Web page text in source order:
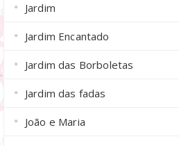
Jardim
Jardim Encantado
Jardim das Borboletas
Jardim das fadas
João e Maria